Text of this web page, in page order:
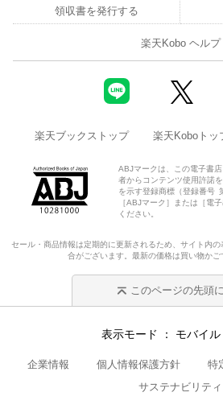
領収書を発行する
楽天Kobo ヘルプ
楽天ブックストップ 楽天Koboトッ
ABJマークは、この電子書
者からコンテンツ使用許諾
を示す登録商標（登録番号
［ABJマーク］または［電
ください。
セール・商品情報は定期的に更新されるため、サイト内
合がございます。最新の価格は買い物かご
このページの先頭
表示モード モバイル
企業情報 個人情報保護方針
特
サステナビリティ